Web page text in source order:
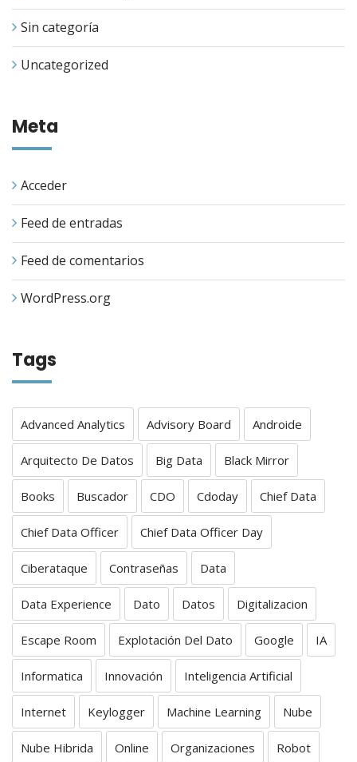
Sin categoría
Uncategorized
Meta
Acceder
Feed de entradas
Feed de comentarios
WordPress.org
Tags
Advanced Analytics Advisory Board Androide
Arquitecto De Datos Big Data Black Mirror
Books Buscador CDO Cdoday Chief Data
Chief Data Officer Chief Data Officer Day
Ciberataque Contraseñas Data
Data Experience Dato Datos Digitalizacion
Escape Room Explotación Del Dato Google IA
Informatica Innovación Inteligencia Artificial
Internet Keylogger Machine Learning Nube
Nube Hibrida Online Organizaciones Robot